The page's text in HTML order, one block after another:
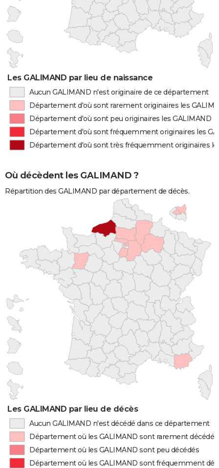
Les GALIMAND par lieu de naissance
Aucun GALIMAND n'est originaire de ce département
Département d'où sont rarement originaires les
Département d'où sont peu originaires les GALIMAND
Département d'où sont fréquemment originaires les
Département d'où sont très fréquemment originaires
Où décèdent les GALIMAND ?
Répartition des GALIMAND par département de décès.
Les GALIMAND par lieu de décès
Aucun GALIMAND n'est décédé dans ce département
Département où les GALIMAND sont rarement décédés
Département où les GALIMAND sont peu décédés
Département où les GALIMAND sont fréquemment